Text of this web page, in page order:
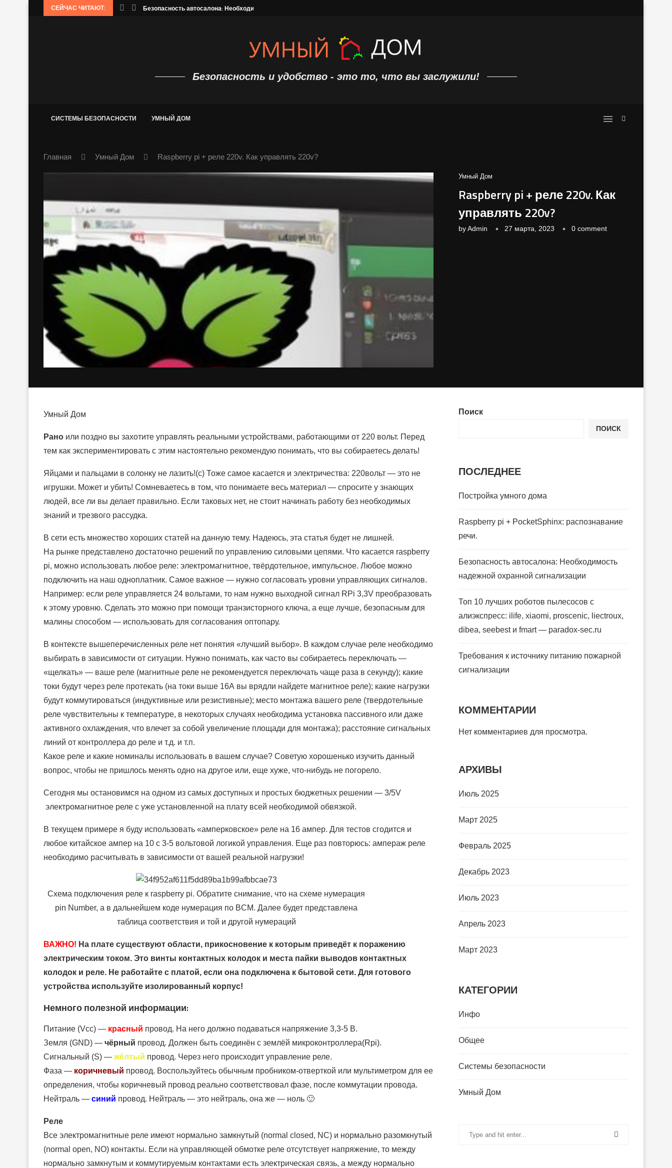
СЕЙЧАС ЧИТАЮТ:
распознавание речи. Безопасность автосалона: Необходимость надежной охранной сигнализации
Безопасность и удобство - это то, что вы заслужили!
СИСТЕМЫ БЕЗОПАСНОСТИ УМНЫЙ ДОМ
Главная Умный Дом Raspberry pi + реле 220v. Как управлять 220v?
Умный Дом
Raspberry pi + реле 220v. Как
управлять 220v?
byAdmin 27 марта, 2023 0 comment
Умный Дом
Рано или поздно вы захотите управлять реальными устройствами, работающими от 220 вольт. Перед
тем как экспериментировать с этим настоятельно рекомендую понимать, что вы собираетесь делать!
Яйцами и пальцами в солонку не лазить!(с) Тоже самое касается и электричества: 220вольт — это не
игрушки. Может и убить! Сомневаетесь в том, что понимаете весь материал — спросите у знающих
людей, все ли вы делает правильно. Если таковых нет, не стоит начинать работу без необходимых
знаний и трезвого рассудка.
В сети есть множество хороших статей на данную тему. Надеюсь, эта статья будет не лишней.
На рынке представлено достаточно решений по управлению силовыми цепями. Что касается raspberry
pi, можно использовать любое реле: электромагнитное, твёрдотельное, импульсное. Любое можно
подключить на наш одноплатник. Самое важное — нужно согласовать уровни управляющих сигналов.
Например: если реле управляется 24 вольтами, то нам нужно выходной сигнал RPi 3,3V преобразовать
к этому уровню. Сделать это можно при помощи транзисторного ключа, а еще лучше, безопасным для
малины способом — использовать для согласования оптопару.
В контексте вышеперечисленных реле нет понятия «лучший выбор». В каждом случае реле необходимо
выбирать в зависимости от ситуации. Нужно понимать, как часто вы собираетесь переключать —
«щелкать» — ваше реле (магнитные реле не рекомендуется переключать чаще раза в секунду); какие
токи будут через реле протекать (на токи выше 16А вы врядли найдете магнитное реле); какие нагрузки
будут коммутироваться (индуктивные или резистивные); место монтажа вашего реле (твердотельные
реле чувствительны к температуре, в некоторых случаях необходима установка пассивного или даже
активного охлаждения, что влечет за собой увеличение площади для монтажа); расстояние сигнальных
линий от контроллера до реле и т.д. и т.п.
Какое реле и какие номиналы использовать в вашем случае? Советую хорошенько изучить данный
вопрос, чтобы не пришлось менять одно на другое или, еще хуже, что-нибудь не погорело.
Сегодня мы остановимся на одном из самых доступных и простых бюджетных решении — 3/5V
электромагнитное реле с уже установленной на плату всей необходимой обвязкой.
В текущем примере я буду использовать «амперковское» реле на 16 ампер. Для тестов сгодится и
любое китайское ампер на 10 с 3-5 вольтовой логикой управления. Еще раз повторюсь: ампераж реле
необходимо расчитывать в зависимости от вашей реальной нагрузки!
Схема подключения реле к raspberry pi. Обратите снимание, что на схеме нумерация
pin Number, а в дальнейшем коде нумерация по BCM. Далее будет представлена
таблица соответствия и той и другой нумераций
ВАЖНО! На плате существуют области, прикосновение к которым приведёт к поражению
электрическим током. Это винты контактных колодок и места пайки выводов контактных
колодок и реле. Не работайте с платой, если она подключена к бытовой сети. Для готового
устройства используйте изолированный корпус!
Немного полезной информации:
Питание (Vсс) — красный провод. На него должно подаваться напряжение 3,3-5 В.
Земля (GND) — чёрный провод. Должен быть соединён с землёй микроконтроллера(Rpi).
Сигнальный (S) — жёлтый провод. Через него происходит управление реле.
Фаза — коричневый провод. Воспользуйтесь обычным пробником-отверткой или мультиметром для ее
определения, чтобы коричневый провод реально соответствовал фазе, после коммутации провода.
Нейтраль — синий провод. Нейтраль — это нейтраль, она же — ноль 🙂
Реле
Все электромагнитные реле имеют нормально замкнутый (normal closed, NC) и нормально разомкнутый
(normal open, NO) контакты. Если на управляющей обмотке реле отсутствует напряжение, то между
нормально замкнутым и коммутируемым контактами есть электрическая связь, а между нормально
Поиск
ПОИСК
ПОСЛЕДНЕЕ
Постройка умного дома
Raspberry pi + PocketSphinx: распознавание
речи.
Безопасность автосалона: Необходимость
надежной охранной сигнализации
Топ 10 лучших роботов пылесосов с
алиэкспресс: ilife, xiaomi, proscenic, liectroux,
dibea, seebest и fmart — paradox-sec.ru
Требования к источнику питанию пожарной
сигнализации
КОММЕНТАРИИ
Нет комментариев для просмотра.
АРХИВЫ
Июль 2025
Март 2025
Февраль 2025
Декабрь 2023
Июль 2023
Апрель 2023
Март 2023
КАТЕГОРИИ
Инфо
Общее
Системы безопасности
Умный Дом